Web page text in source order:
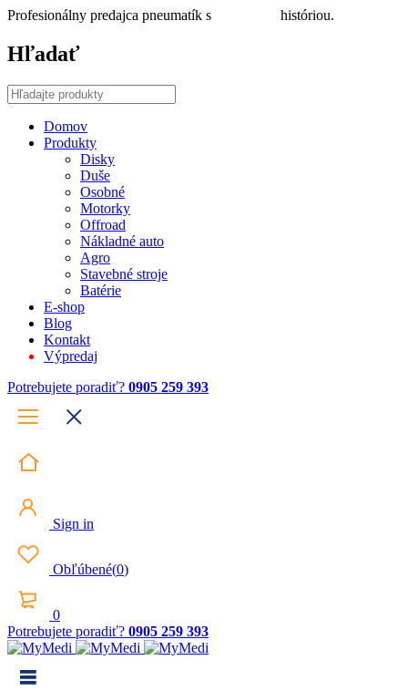
Profesionálny predajca pneumatík s históriou.
Hľadať
Domov
Produkty
Disky
Duše
Osobné
Motorky
Offroad
Nákladné auto
Agro
Stavebné stroje
Batérie
E-shop
Blog
Kontakt
Výpredaj
Potrebujete poradiť? 0905 259 393
Sign in
Obľúbené(0)
0
Potrebujete poradiť? 0905 259 393